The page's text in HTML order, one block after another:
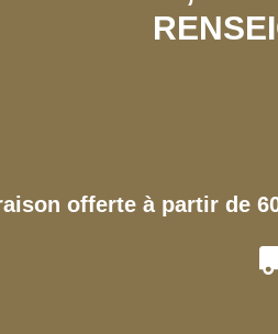
offerte à partir de